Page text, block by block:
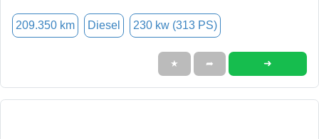
209.350 km Diesel 230 kw (313 PS)
★ ➦ ➜